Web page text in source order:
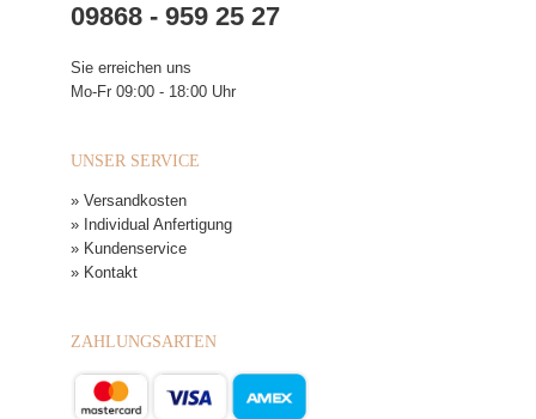
09868 - 959 25 27
Sie erreichen uns
Mo-Fr 09:00 - 18:00 Uhr
UNSER SERVICE
» Versandkosten
» Individual Anfertigung
» Kundenservice
» Kontakt
ZAHLUNGSARTEN